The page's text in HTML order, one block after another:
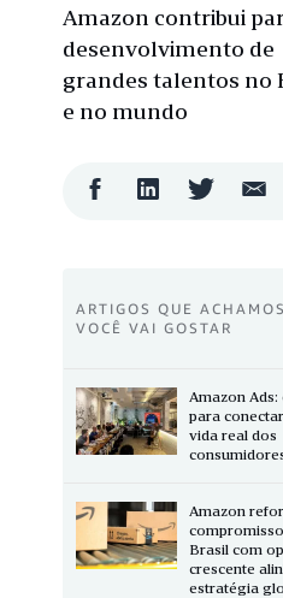
Amazon contribui
desenvolvimento de
grandes talentos no
e no mundo
CompartilharCompartilhar
ARTIGOS QUE
VOCÊ VAI GOSTAR
Amazon
para
vida real dos
Amazon
Brasil com
crescente
estratégia